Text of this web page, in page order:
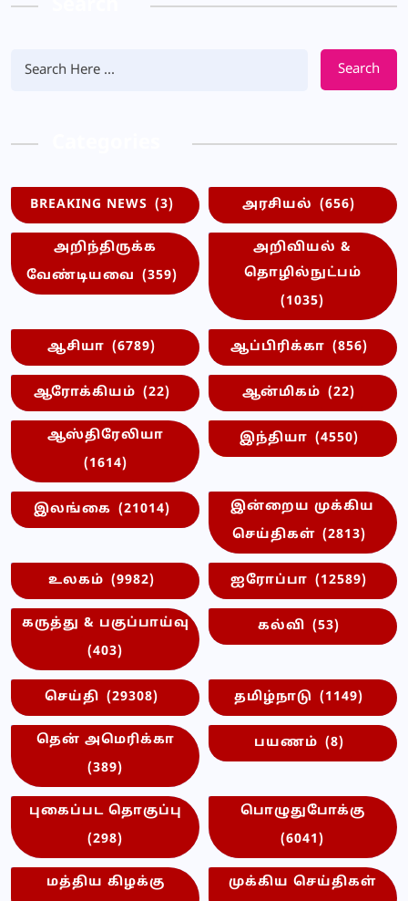
Search
BREAKING NEWS (3) அரசியல் (656)
அறிந்திருக்க
வேண்டியவை (359)
அறிவியல் &
தொழில்நுட்பம்
(1035)
ஆசியா (6789) ஆப்பிரிக்கா (856)
ஆரோக்கியம் (22) ஆன்மிகம் (22)
ஆஸ்திரேலியா
(1614)
இந்தியா (4550)
இலங்கை (21014)
இன்றைய முக்கிய
செய்திகள் (2813)
உலகம் (9982) ஐரோப்பா (12589)
கருத்து & பகுப்பாய்வு
(403)
கல்வி (53)
செய்தி (29308) தமிழ்நாடு (1149)
தென் அமெரிக்கா
(389)
பயணம் (8)
புகைப்பட தொகுப்பு
(298)
பொழுதுபோக்கு
(6041)
மத்திய கிழக்கு
முக்கிய செய்திகள்